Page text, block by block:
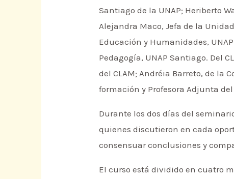
Santiago de la UNAP; Heriberto
Alejandra Maco, Jefa de la
Educación y Humanidades,
Pedagogía, UNAP Santiago. Del
del CLAM; Andréia Barreto, de la
formación y Profesora Adjunta del
Durante los dos días del
quienes discutieron en cada
consensuar conclusiones y
El curso está dividido en cuatro